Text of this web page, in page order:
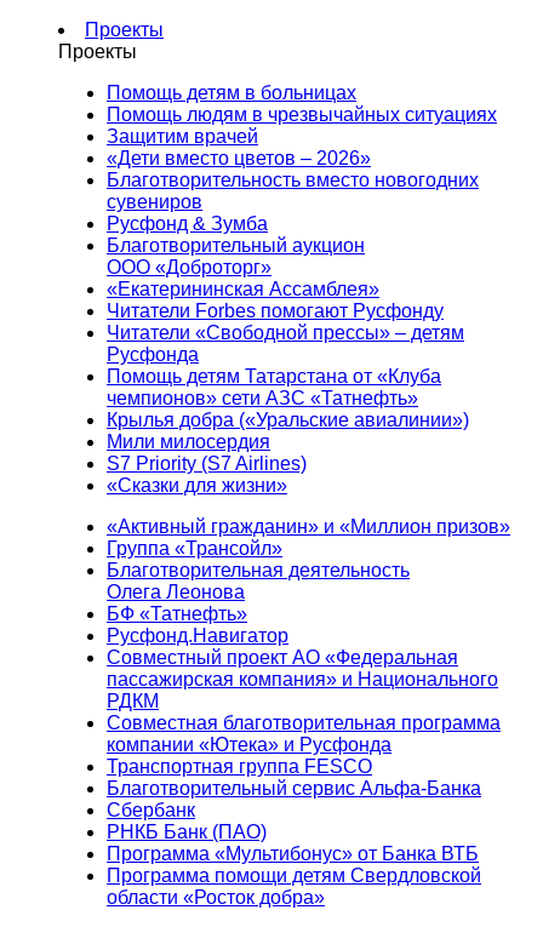
Проекты
Проекты
Помощь детям в больницах
Помощь людям в чрезвычайных ситуациях
Защитим врачей
«Дети вместо цветов – 2026»
Благотворительность вместо новогодних
сувениров
Русфонд & Зумба
Благотворительный аукцион
ООО «Доброторг»
«Екатерининская Ассамблея»
Читатели Forbes помогают Русфонду
Читатели «Свободной прессы» – детям
Русфонда
Помощь детям Татарстана от «Клуба
чемпионов» сети АЗС «Татнефть»
Крылья добра («Уральские авиалинии»)
Мили милосердия
S7 Priority (S7 Airlines)
«Сказки для жизни»
«Активный гражданин» и «Миллион призов»
Группа «Трансойл»
Благотворительная деятельность
Олега Леонова
БФ «Татнефть»
Русфонд.Навигатор
Совместный проект АО «Федеральная
пассажирская компания» и Национального
РДКМ
Совместная благотворительная программа
компании «Ютека» и Русфонда
Транспортная группа FESCO
Благотворительный сервис Альфа-Банка
Сбербанк
РНКБ Банк (ПАО)
Программа «Мультибонус» от Банка ВТБ
Программа помощи детям Свердловской
области «Росток добра»